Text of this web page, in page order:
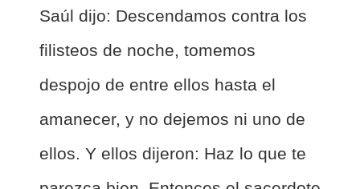
Saúl dijo: Descendamos contra los
filisteos de noche, tomemos
despojo de entre ellos hasta el
amanecer, y no dejemos ni uno de
ellos. Y ellos dijeron: Haz lo que te